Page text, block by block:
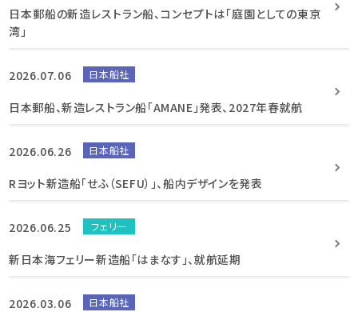
日本郵船の新造レストラン船、コンセプトは「庭園としての東京
湾」
2026.07.06 日本船社
日本郵船、新造レストラン船「AMANE」発表、2027年春就航
2026.06.26 日本船社
Rヨット新造船「せふ（SEFU）」、船内デザインを発表
2026.06.25 フェリー
新日本海フェリー新造船「はまなす」、就航延期
2026.03.06 日本船社